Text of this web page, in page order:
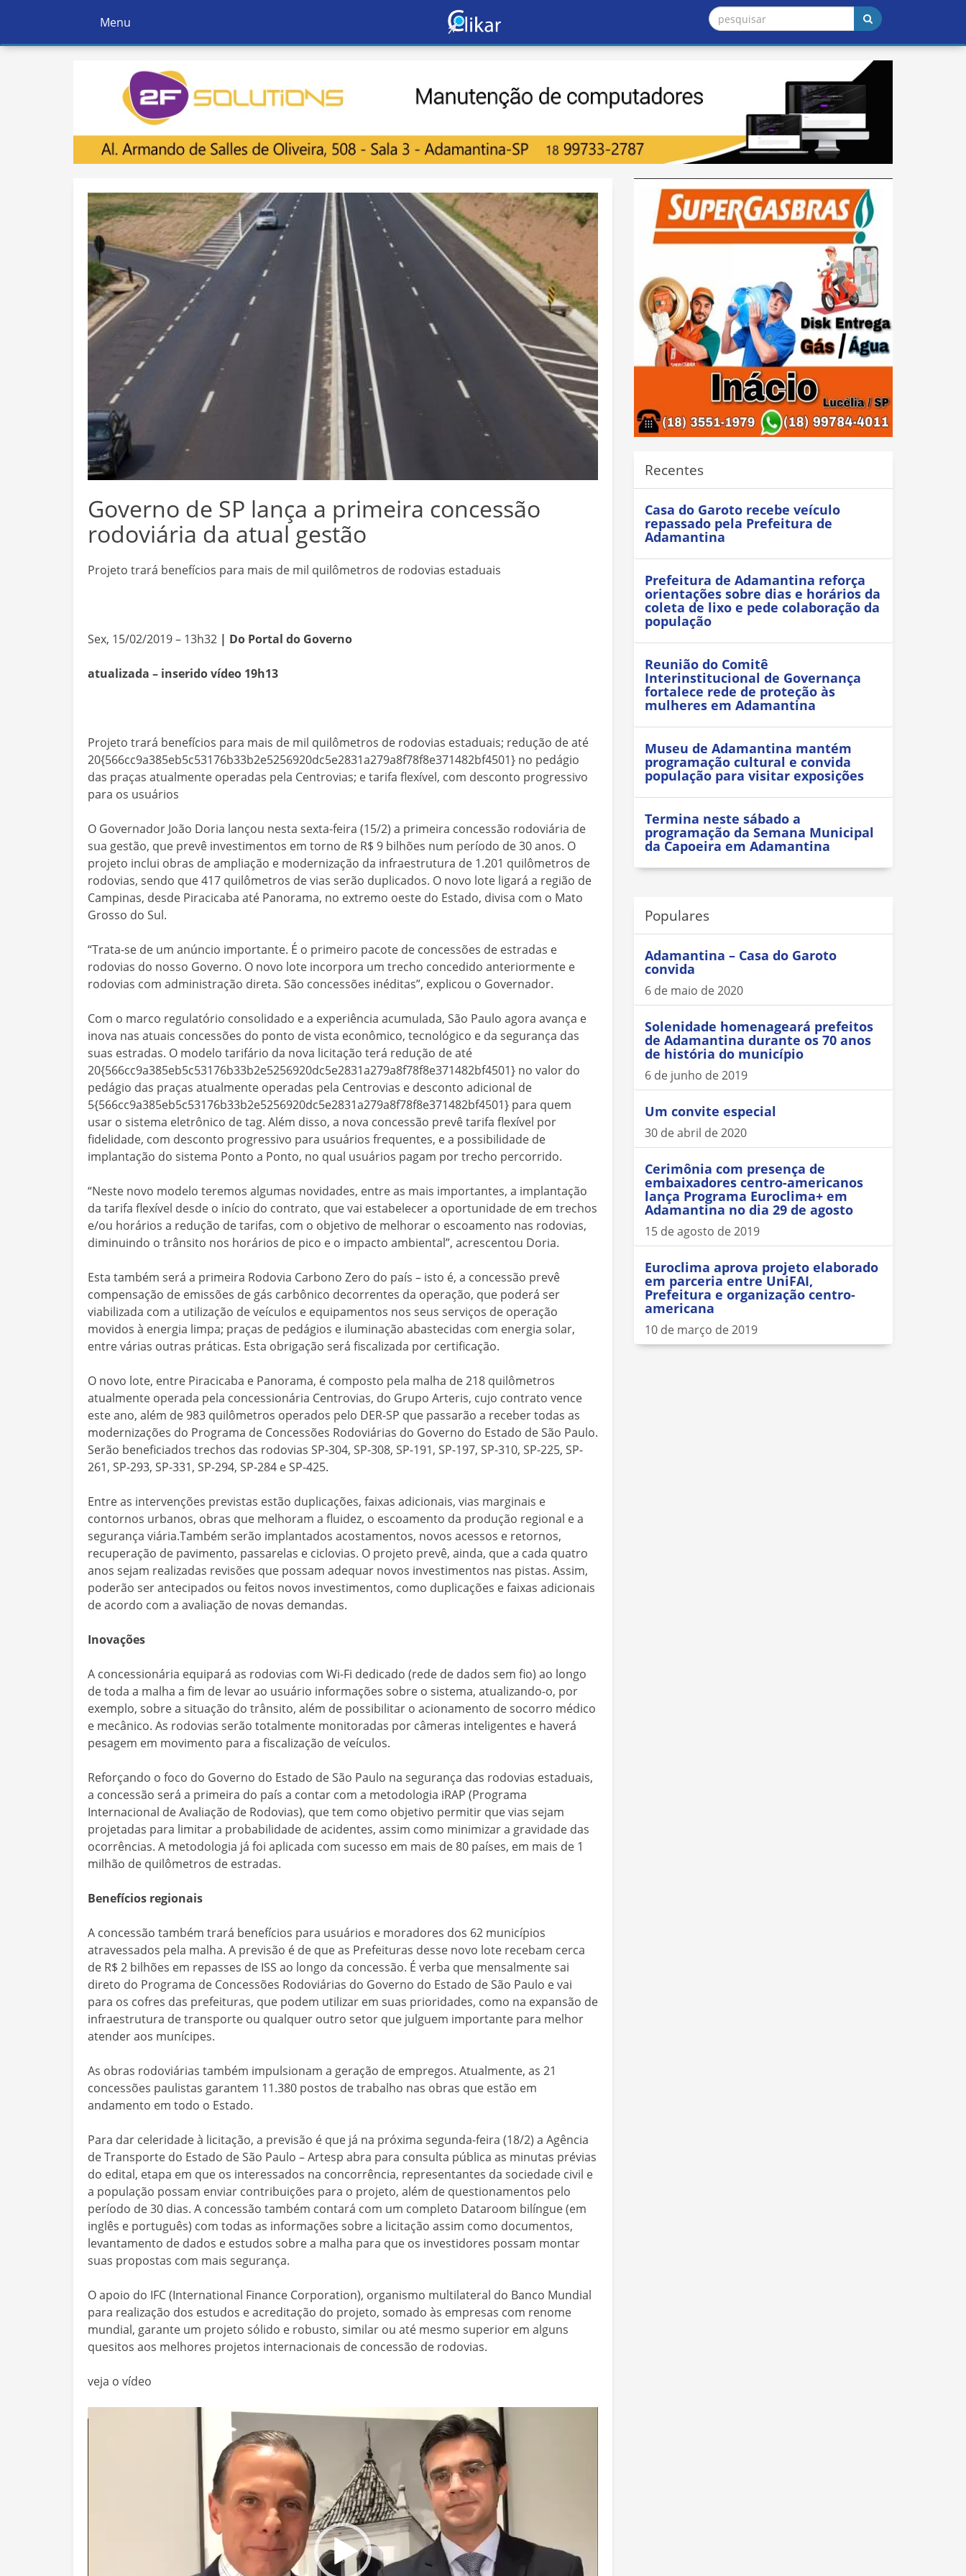
Ativar
Navegação
Menu
Governo de SP lança a primeira concessão
rodoviária da atual gestão
Projeto trará benefícios para mais de mil quilômetros de rodovias estaduais
Sex, 15/02/2019 – 13h32 | Do Portal do Governo
atualizada – inserido vídeo 19h13
Projeto trará benefícios para mais de mil quilômetros de rodovias estaduais; redução de até
20{566cc9a385eb5c53176b33b2e5256920dc5e2831a279a8f78f8e371482bf4501} no pedágio
das praças atualmente operadas pela Centrovias; e tarifa flexível, com desconto progressivo
para os usuários
O Governador João Doria lançou nesta sexta-feira (15/2) a primeira concessão rodoviária de
sua gestão, que prevê investimentos em torno de R$ 9 bilhões num período de 30 anos. O
projeto inclui obras de ampliação e modernização da infraestrutura de 1.201 quilômetros de
rodovias, sendo que 417 quilômetros de vias serão duplicados. O novo lote ligará a região de
Campinas, desde Piracicaba até Panorama, no extremo oeste do Estado, divisa com o Mato
Grosso do Sul.
“Trata-se de um anúncio importante. É o primeiro pacote de concessões de estradas e
rodovias do nosso Governo. O novo lote incorpora um trecho concedido anteriormente e
rodovias com administração direta. São concessões inéditas”, explicou o Governador.
Com o marco regulatório consolidado e a experiência acumulada, São Paulo agora avança e
inova nas atuais concessões do ponto de vista econômico, tecnológico e da segurança das
suas estradas. O modelo tarifário da nova licitação terá redução de até
20{566cc9a385eb5c53176b33b2e5256920dc5e2831a279a8f78f8e371482bf4501} no valor do
pedágio das praças atualmente operadas pela Centrovias e desconto adicional de
5{566cc9a385eb5c53176b33b2e5256920dc5e2831a279a8f78f8e371482bf4501} para quem
usar o sistema eletrônico de tag. Além disso, a nova concessão prevê tarifa flexível por
fidelidade, com desconto progressivo para usuários frequentes, e a possibilidade de
implantação do sistema Ponto a Ponto, no qual usuários pagam por trecho percorrido.
“Neste novo modelo teremos algumas novidades, entre as mais importantes, a implantação
da tarifa flexível desde o início do contrato, que vai estabelecer a oportunidade de em trechos
e/ou horários a redução de tarifas, com o objetivo de melhorar o escoamento nas rodovias,
diminuindo o trânsito nos horários de pico e o impacto ambiental”, acrescentou Doria.
Esta também será a primeira Rodovia Carbono Zero do país – isto é, a concessão prevê
compensação de emissões de gás carbônico decorrentes da operação, que poderá ser
viabilizada com a utilização de veículos e equipamentos nos seus serviços de operação
movidos à energia limpa; praças de pedágios e iluminação abastecidas com energia solar,
entre várias outras práticas. Esta obrigação será fiscalizada por certificação.
O novo lote, entre Piracicaba e Panorama, é composto pela malha de 218 quilômetros
atualmente operada pela concessionária Centrovias, do Grupo Arteris, cujo contrato vence
este ano, além de 983 quilômetros operados pelo DER-SP que passarão a receber todas as
modernizações do Programa de Concessões Rodoviárias do Governo do Estado de São Paulo.
Serão beneficiados trechos das rodovias SP-304, SP-308, SP-191, SP-197, SP-310, SP-225, SP-
261, SP-293, SP-331, SP-294, SP-284 e SP-425.
Entre as intervenções previstas estão duplicações, faixas adicionais, vias marginais e
contornos urbanos, obras que melhoram a fluidez, o escoamento da produção regional e a
segurança viária.Também serão implantados acostamentos, novos acessos e retornos,
recuperação de pavimento, passarelas e ciclovias. O projeto prevê, ainda, que a cada quatro
anos sejam realizadas revisões que possam adequar novos investimentos nas pistas. Assim,
poderão ser antecipados ou feitos novos investimentos, como duplicações e faixas adicionais
de acordo com a avaliação de novas demandas.
Inovações
A concessionária equipará as rodovias com Wi-Fi dedicado (rede de dados sem fio) ao longo
de toda a malha a fim de levar ao usuário informações sobre o sistema, atualizando-o, por
exemplo, sobre a situação do trânsito, além de possibilitar o acionamento de socorro médico
e mecânico. As rodovias serão totalmente monitoradas por câmeras inteligentes e haverá
pesagem em movimento para a fiscalização de veículos.
Reforçando o foco do Governo do Estado de São Paulo na segurança das rodovias estaduais,
a concessão será a primeira do país a contar com a metodologia iRAP (Programa
Internacional de Avaliação de Rodovias), que tem como objetivo permitir que vias sejam
projetadas para limitar a probabilidade de acidentes, assim como minimizar a gravidade das
ocorrências. A metodologia já foi aplicada com sucesso em mais de 80 países, em mais de 1
milhão de quilômetros de estradas.
Benefícios regionais
A concessão também trará benefícios para usuários e moradores dos 62 municípios
atravessados pela malha. A previsão é de que as Prefeituras desse novo lote recebam cerca
de R$ 2 bilhões em repasses de ISS ao longo da concessão. É verba que mensalmente sai
direto do Programa de Concessões Rodoviárias do Governo do Estado de São Paulo e vai
para os cofres das prefeituras, que podem utilizar em suas prioridades, como na expansão de
infraestrutura de transporte ou qualquer outro setor que julguem importante para melhor
atender aos munícipes.
As obras rodoviárias também impulsionam a geração de empregos. Atualmente, as 21
concessões paulistas garantem 11.380 postos de trabalho nas obras que estão em
andamento em todo o Estado.
Para dar celeridade à licitação, a previsão é que já na próxima segunda-feira (18/2) a Agência
de Transporte do Estado de São Paulo – Artesp abra para consulta pública as minutas prévias
do edital, etapa em que os interessados na concorrência, representantes da sociedade civil e
a população possam enviar contribuições para o projeto, além de questionamentos pelo
período de 30 dias. A concessão também contará com um completo Dataroom bilíngue (em
inglês e português) com todas as informações sobre a licitação assim como documentos,
levantamento de dados e estudos sobre a malha para que os investidores possam montar
suas propostas com mais segurança.
O apoio do IFC (International Finance Corporation), organismo multilateral do Banco Mundial
para realização dos estudos e acreditação do projeto, somado às empresas com renome
mundial, garante um projeto sólido e robusto, similar ou até mesmo superior em alguns
quesitos aos melhores projetos internacionais de concessão de rodovias.
veja o vídeo
Tocador
Recentes
Casa do Garoto recebe veículo
repassado pela Prefeitura de
Adamantina
Prefeitura de Adamantina reforça
orientações sobre dias e horários da
coleta de lixo e pede colaboração da
população
Reunião do Comitê
Interinstitucional de Governança
fortalece rede de proteção às
mulheres em Adamantina
Museu de Adamantina mantém
programação cultural e convida
população para visitar exposições
Termina neste sábado a
programação da Semana Municipal
da Capoeira em Adamantina
Populares
Adamantina – Casa do Garoto
convida
6 de maio de 2020
Solenidade homenageará prefeitos
de Adamantina durante os 70 anos
de história do município
6 de junho de 2019
Um convite especial
30 de abril de 2020
Cerimônia com presença de
embaixadores centro-americanos
lança Programa Euroclima+ em
Adamantina no dia 29 de agosto
15 de agosto de 2019
Euroclima aprova projeto elaborado
em parceria entre UniFAI,
Prefeitura e organização centro-
americana
10 de março de 2019